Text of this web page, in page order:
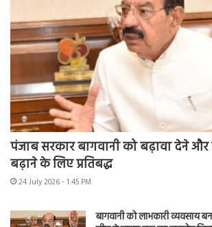
पंजाब सरकार बागवानी को बढ़ावा देने
बढ़ाने के लिए प्रतिबद्ध
24 July 2026 - 1:45 PM
बागवानी को लाभकारी व्यवसाय